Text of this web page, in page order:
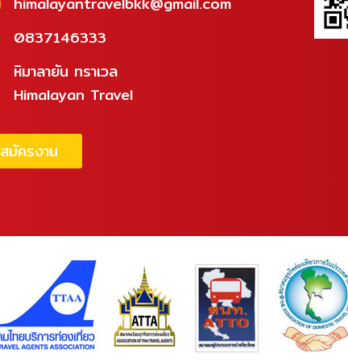
0837146333
หิมาลายัน ทราเวล
Himalayan Travel
สมัครงาน